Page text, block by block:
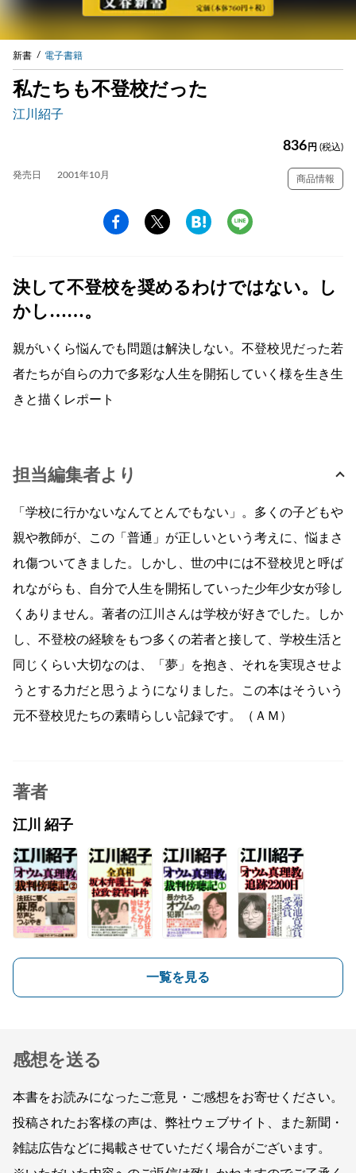
新書 電子書籍
私たちも不登校だった
江川紹子
836 円 (税込)
発売日 2001年10月 商品情報
決して不登校を奨めるわけではない。し
かし……。
親がいくら悩んでも問題は解決しない。不登校児だった若
者たちが自らの力で多彩な人生を開拓していく様を生き生
きと描くレポート
担当編集者より
「学校に行かないなんてとんでもない」。多くの子どもや
親や教師が、この「普通」が正しいという考えに、悩まさ
れ傷ついてきました。しかし、世の中には不登校児と呼ば
れながらも、自分で人生を開拓していった少年少女が珍し
くありません。著者の江川さんは学校が好きでした。しか
し、不登校の経験をもつ多くの若者と接して、学校生活と
同じくらい大切なのは、「夢」を抱き、それを実現させよ
うとする力だと思うようになりました。この本はそういう
元不登校児たちの素晴らしい記録です。（ＡＭ）
著者
江川 紹子
一覧を見る
感想を送る
本書をお読みになったご意見・ご感想をお寄せください。
投稿されたお客様の声は、弊社ウェブサイト、また新聞・
雑誌広告などに掲載させていただく場合がございます。